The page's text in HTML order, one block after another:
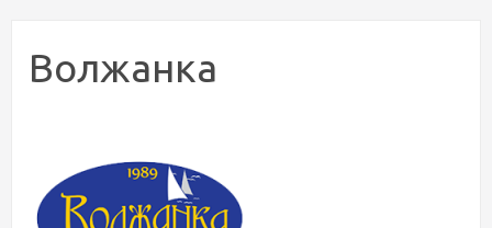
Волжанка